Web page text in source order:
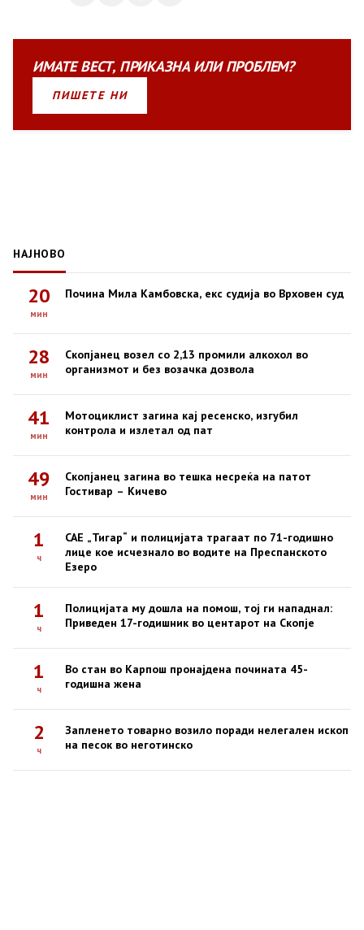
ИМАТЕВЕСТ, ПРИКАЗНАИЛИПРОБЛЕМ?
ПИШЕТЕ НИ
НАЈНОВО
20
мин
Почина Мила Камбовска, екс судија во Врховен суд
28
мин
Скопјанец возел со 2,13 промили алкохол во
организмот и без возачка дозвола
41
мин
Мотоциклист загина кај ресенско, изгубил
контрола и излетал од пат
49
мин
Скопјанец загина во тешка несреќа на патот
Гостивар – Кичево
1
ч
САЕ „Тигар“ и полицијата трагаат по 71-годишно
лице кое исчезнало во водите на Преспанското
Езеро
1
ч
Полицијата му дошла на помош, тој ги нападнал:
Приведен 17-годишник во центарот на Скопје
1
ч
Во стан во Карпош пронајдена почината 45-
годишна жена
2
ч
Запленето товарно возило поради нелегален ископ
на песок во неготинско